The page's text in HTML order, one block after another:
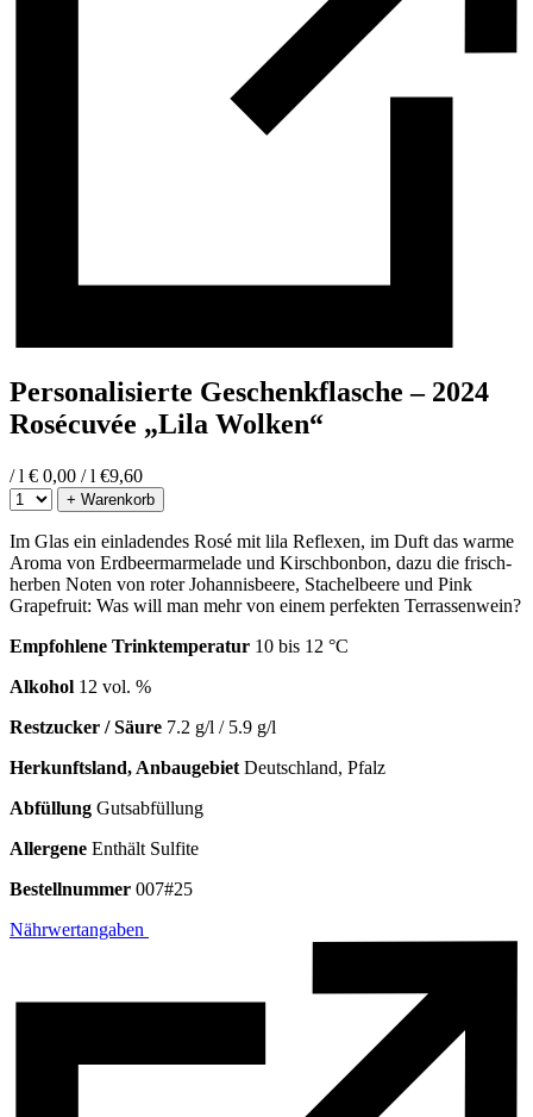
Personalisierte Geschenkflasche – 2024
Rosécuvée „Lila Wolken“
/ l € 0,00 / l €9,60
+ Warenkorb
Im Glas ein einladendes Rosé mit lila Reflexen, im Duft das warme
Aroma von Erdbeermarmelade und Kirschbonbon, dazu die frisch-
herben Noten von roter Johannisbeere, Stachelbeere und Pink
Grapefruit: Was will man mehr von einem perfekten Terrassenwein?
Empfohlene Trinktemperatur 10 bis 12 °C
Alkohol 12 vol. %
Restzucker / Säure 7.2 g/l / 5.9 g/l
Herkunftsland, Anbaugebiet Deutschland, Pfalz
Abfüllung Gutsabfüllung
Allergene Enthält Sulfite
Bestellnummer 007#25
Nährwertangaben